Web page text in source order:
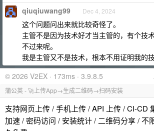
qiuqiuwang99 Dec 4, 2024
这个问题问出来就比较奇怪了。
主管不是因为技术好才当主管的，有个技
不过来呢。
我是主管又不是技术，根本不用证明我的
© 2026 V2EX · 173ms · 3.9.8.5
蒲公英 - 🚀上传App→生成二维码→扫码安装
支持网页上传 / 手机上传 / API 上传 / CI-CD
加速 / 密码访问 / 安装统计 / 二维码分享 / 不